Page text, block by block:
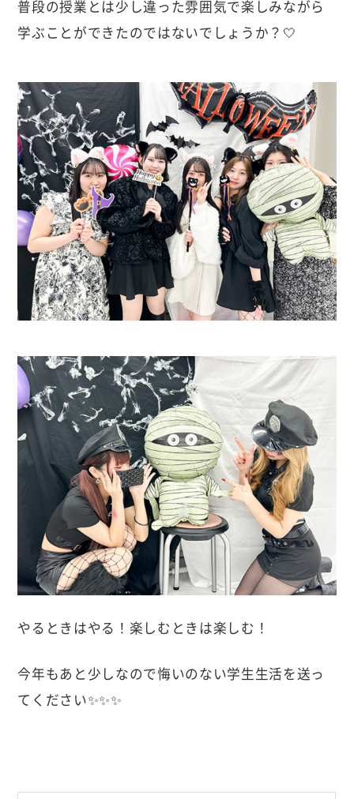
普段の授業とは少し違った雰囲気で楽しみながら
学ぶことができたのではないでしょうか？🤍
やるときはやる！楽しむときは楽しむ！
今年もあと少しなので悔いのない学生生活を送っ
てください✨✨✨